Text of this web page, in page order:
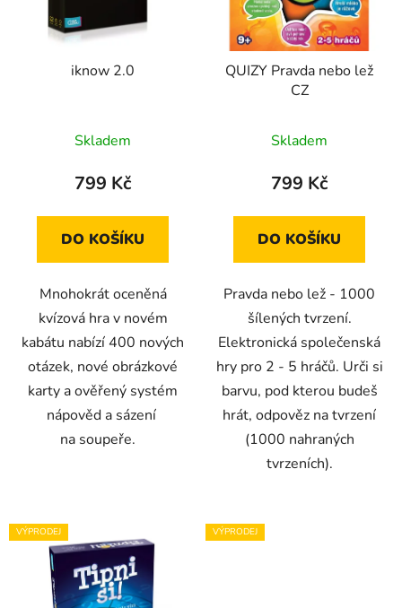
iknow 2.0
Skladem
799 Kč
DO KOŠÍKU
Mnohokrát oceněná
kvízová hra v novém
kabátu nabízí 400 nových
otázek, nové obrázkové
karty a ověřený systém
nápověd a sázení
na soupeře.
QUIZY Pravda nebo lež
CZ
Skladem
799 Kč
DO KOŠÍKU
Pravda nebo lež - 1000
šílených tvrzení.
Elektronická společenská
hry pro 2 - 5 hráčů. Urči si
barvu, pod kterou budeš
hrát, odpověz na tvrzení
(1000 nahraných
tvrzeních).
VÝPRODEJ VÝPRODEJ